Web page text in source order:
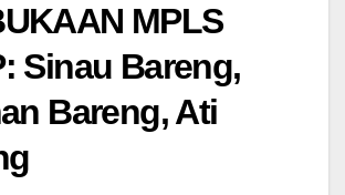
MPLS
Sinau Bareng,
Bareng, Ati